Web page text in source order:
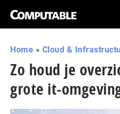
Home » Cloud &
Zo houd je
grote it-